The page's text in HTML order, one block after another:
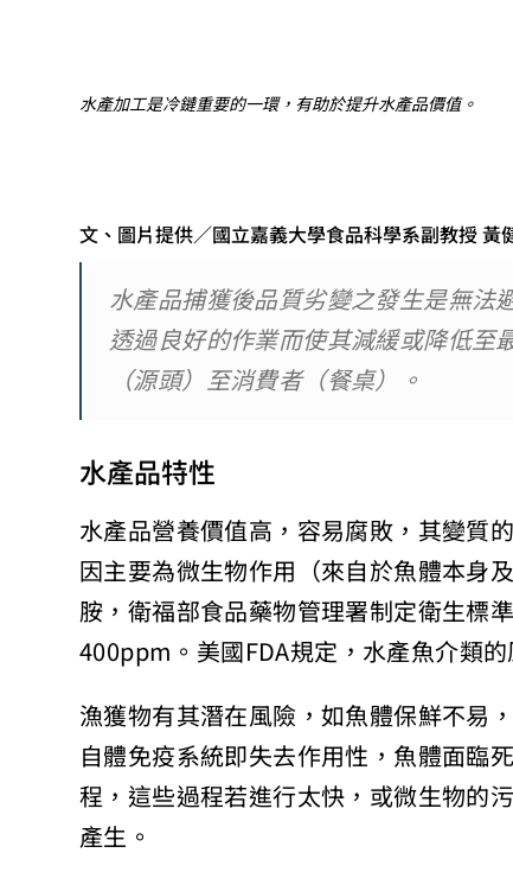
水產加工是冷鏈重要的一環，有助於提升水產品價值。
文、圖片提供／國立嘉義大學食品科學系副教授 黃
水產品捕獲後品質劣變之發生是無
透過良好的作業而使其減緩或降低
（源頭）至消費者（餐桌）。
水產品特性
水產品營養價值高，容易腐敗，其變質
因主要為微生物作用（來自於魚體本
胺，衛福部食品藥物管理署制定衛生
400ppm。美國FDA規定，水產魚介類
漁獲物有其潛在風險，如魚體保鮮不易
自體免疫系統即失去作用性，魚體面
程，這些過程若進行太快，或微生物的
產生。